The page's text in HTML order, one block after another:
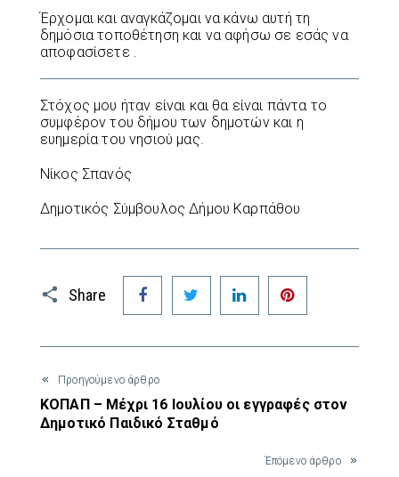
Έρχομαι και αναγκάζομαι να κάνω αυτή τη
δημόσια τοποθέτηση και να αφήσω σε εσάς να
αποφασίσετε .
Στόχος μου ήταν είναι και θα είναι πάντα το
συμφέρον του δήμου των δημοτών και η
ευημερία του νησιού μας.
Νίκος Σπανός
Δημοτικός Σύμβουλος Δήμου Καρπάθου
Share
Facebook Twitter LinkedIn
Προηγούμενο άρθρο
ΚΟΠΑΠ – Μέχρι 16 Ιουλίου οι εγγραφές στον
Δημοτικό Παιδικό Σταθμό
Έπόμενο άρθρο